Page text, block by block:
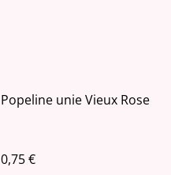
Popeline unie Vieux Rose
0,75 €